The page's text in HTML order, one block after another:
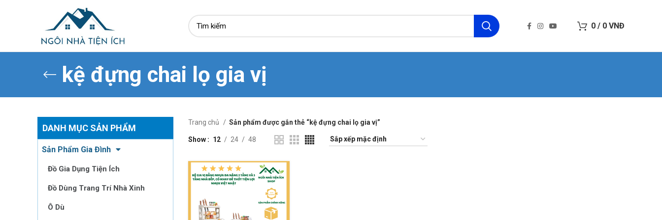
0 / 0 VNĐ
kệ đựng chai lọ gia vị
DANH MỤC SẢN PHẨM
Sản Phẩm Gia Đình
Đồ Gia Dụng Tiện Ích
Đồ Dùng Trang Trí Nhà Xinh
Ô Dù
Trang chủ Sản phẩm được gắn thẻ “kệ đựng chai lọ gia vị”
Show 12 24 48